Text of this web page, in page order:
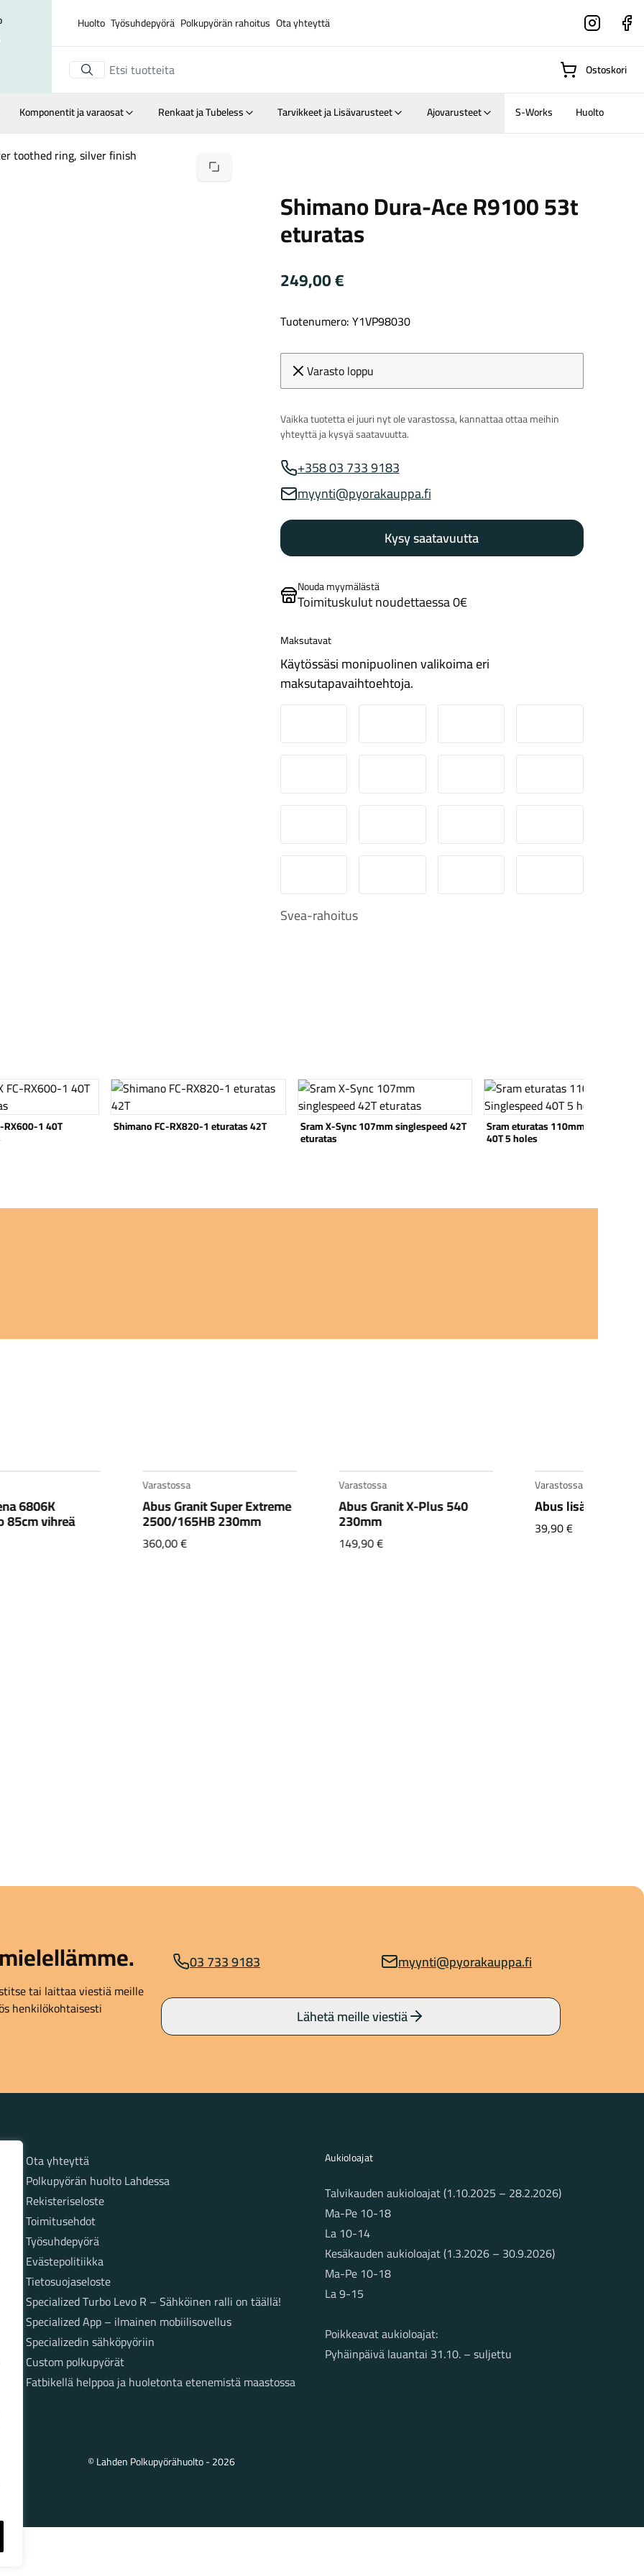
Huolto Työsuhdepyörä Polkupyörän rahoitus Ota yhteyttä Instagram
Suositut osastot
Gravel-
Renkaat Komponentit
Katso koko valikoima
Ostoskori
Komponentit ja varaosat Renkaat ja Tubeless Tarvikkeet ja Lisävarusteet Ajovarusteet S-Works Huolto
Suurenna kuva
Shimano Dura-Ace R9100 53t
eturatas
249,00€
Tuotenumero: Y1VP98030
Varasto loppu
Vaikka tuotetta ei juuri nyt ole varastossa, kannattaa ottaa meihin
yhteyttä ja kysyä saatavuutta.
Myynnin puhelinnumero
+358 03 733 9183
Myynnin sähköposti
myynti@pyorakauppa.fi
Kysy saatavuutta
Nouda myymälästä
Toimituskulut noudettaessa 0€
Maksutavat
Käytössäsi monipuolinen valikoima eri
maksutapavaihtoehtoja.
Svea-rahoitus
RX600-1 40T
Katso tuote
Shimano FC-RX820-1 eturatas 42T
Katso tuote
Sram X-Sync 107mm singlespeed 42T
eturatas
Katso tuote
Sram eturatas 110mm Singlespeed
40T 5 holes
6806K
85cm vihreä
Varastossa
Abus Granit Super Extreme
2500/165HB 230mm
360,00€
Varastossa
Abus Granit X-Plus 540
230mm
149,90€
Varastossa
Abus lisäketju
39,90€
tai laittaa viestiä meille
henkilökohtaisesti
03 733 9183 myynti@pyorakauppa.fi
Lähetä meille viestiä
SivutOta yhteyttä
Polkupyörän huolto Lahdessa
Rekisteriseloste
Toimitusehdot
Työsuhdepyörä
Evästepolitiikka
Tietosuojaseloste
Specialized Turbo Levo R – Sähköinen ralli on täällä!
Specialized App – ilmainen mobiilisovellus
Specializedin sähköpyöriin
Custom polkupyörät
Fatbikellä helppoa ja huoletonta etenemistä maastossa
Aukioloajat
Talvikauden aukioloajat (1.10.2025 – 28.2.2026)
Ma-Pe 10-18
La 10-14
Kesäkauden aukioloajat (1.3.2026 – 30.9.2026)
Ma-Pe 10-18
La 9-15
Poikkeavat aukioloajat:
Pyhäinpäivä lauantai 31.10. – suljettu
© Lahden Polkupyörähuolto - 2026